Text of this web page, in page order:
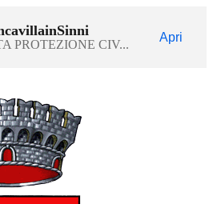
PROTEZIONE CIV...
Apri